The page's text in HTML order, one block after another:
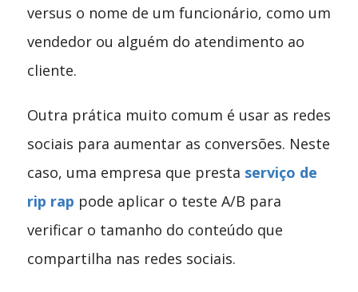
versus o nome de um funcionário, como um
vendedor ou alguém do atendimento ao
cliente.
Outra prática muito comum é usar as redes
sociais para aumentar as conversões. Neste
caso, uma empresa que presta serviço de
rip rap pode aplicar o teste A/B para
verificar o tamanho do conteúdo que
compartilha nas redes sociais.